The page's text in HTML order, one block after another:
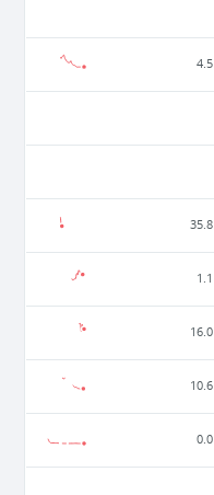
4.5
35.8
1.1
16.0
10.6
0.0